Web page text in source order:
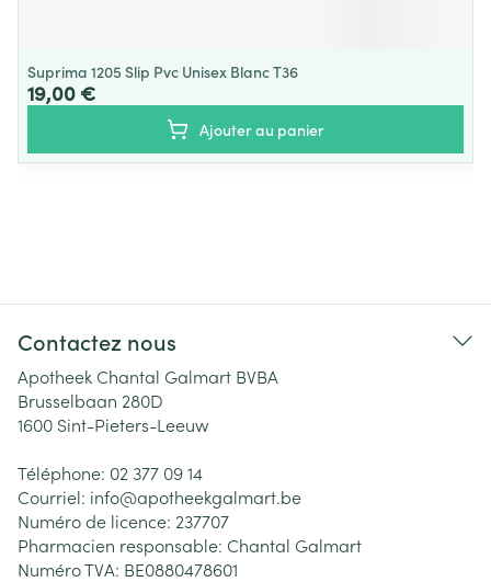
Suprima 1205 Slip Pvc Unisex Blanc T36
19,00 €
Ajouter au panier
Contactez nous
Apotheek Chantal Galmart BVBA
Brusselbaan 280D
1600 Sint-Pieters-Leeuw
Téléphone: 02 377 09 14
Courriel: info@apotheekgalmart.be
Numéro de licence: 237707
Pharmacien responsable: Chantal Galmart
Numéro TVA: BE0880478601